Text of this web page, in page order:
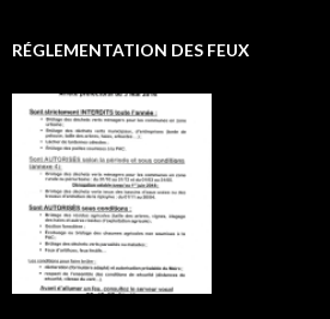
RÉGLEMENTATION DES FEUX